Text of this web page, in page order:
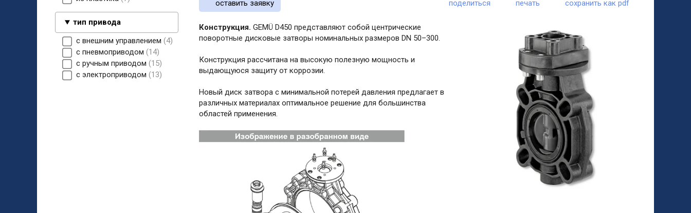
тип привода
с внешним управлением 4
с пневмоприводом
14
с ручным приводом
15
с электроприводом
13
оставить заявку поделиться печать сохранить как pdf
Конструкция. GEMÜ D450 представляют собой центрические
поворотные дисковые затворы номинальных размеров DN 50–300.
Конструкция рассчитана на высокую полезную мощность и
выдающуюся защиту от коррозии.
Новый диск затвора с минимальной потерей давления предлагает в
различных материалах оптимальное решение для большинства
областей применения.